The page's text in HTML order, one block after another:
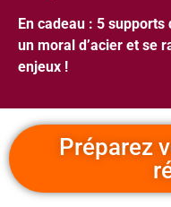
En cadeau : 5
un moral d’acier et se
enjeux !
Préparez